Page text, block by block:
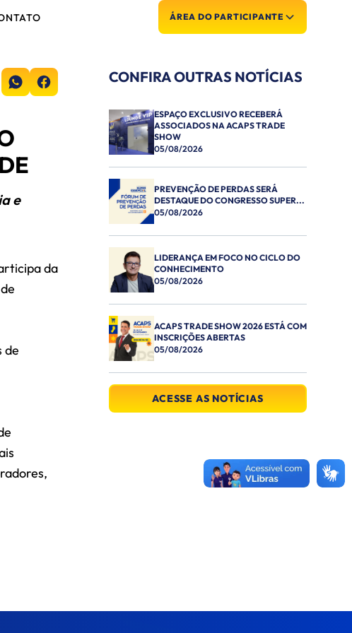
ÁREA DO PARTICIPANTE
e
da
de
CONFIRA OUTRAS NOTÍCIAS
ESPAÇO EXCLUSIVO RECEBERÁ
ASSOCIADOS NA ACAPS TRADE
SHOW
05/08/2026
PREVENÇÃO DE PERDAS SERÁ
DESTAQUE DO CONGRESSO SUPER...
05/08/2026
LIDERANÇA EM FOCO NO CICLO DO
CONHECIMENTO
05/08/2026
ACAPS TRADE SHOW 2026 ESTÁ COM
INSCRIÇÕES ABERTAS
05/08/2026
ACESSE AS NOTÍCIAS